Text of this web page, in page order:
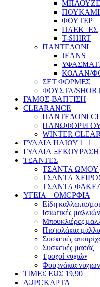
ΦΟΥΤΕΡ
ΠΛΕΚΤΕΣ
T-SHIRT
ΠΑΝΤΕΛΟΝΙ
JEANS
ΚΟΛΑΝ/
ΣΕΤ ΦΟΡΜΕΣ
ΦΟΥΣΤΑ/
ΓΑΜΟΣ-ΒΑΠΤΙΣΗ
CLEARANCE
ΠΑΝΤΕΛΟΝΙ
ΠΑΝΩΦΟΡΙ/
WINTER
ΓΥΑΛΙΑ ΗΛΙΟΥ 1+1
ΓΥΑΛΙΑ
ΤΣΑΝΤΕΣ
ΤΣΑΝΤΑ ΩΜΟΥ
ΤΣΑΝΤΑ
ΤΣΑΝΤΑ
ΥΓΕΙΑ – ΟΜΟΡΦΙΑ
Είδη
Ισιωτικές
Μπουκλιέρες
Πιστολάκια
Συσκευές
Συσκευές μασάζ
Τροχοί νυχιών
Φουρνάκια νυχιών
ΤΙΜΕΣ ΕΩΣ 19,90
ΔΩΡΟΚΑΡΤΑ